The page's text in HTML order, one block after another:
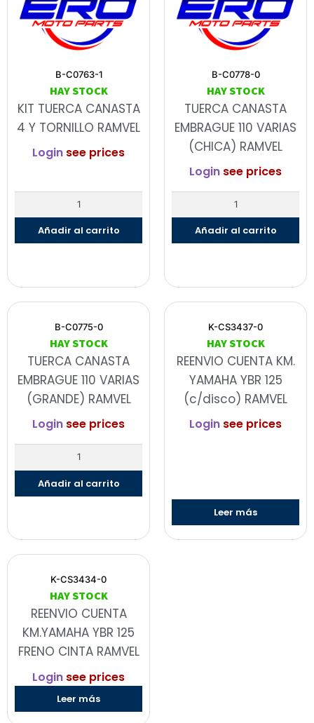
B-C0763-1
HAY STOCK
KIT TUERCA CANASTA
4 Y TORNILLO RAMVEL
Login see prices
Añadir al carrito
B-C0778-0
HAY STOCK
TUERCA CANASTA
EMBRAGUE 110 VARIAS
(CHICA) RAMVEL
Login see prices
Añadir al carrito
B-C0775-0
HAY STOCK
TUERCA CANASTA
EMBRAGUE 110 VARIAS
(GRANDE) RAMVEL
Login see prices
Añadir al carrito
K-CS3437-0
HAY STOCK
REENVIO CUENTA KM.
YAMAHA YBR 125
(c/disco) RAMVEL
Login see prices
Leer más
K-CS3434-0
HAY STOCK
REENVIO CUENTA
KM.YAMAHA YBR 125
FRENO CINTA RAMVEL
Login see prices
Leer más